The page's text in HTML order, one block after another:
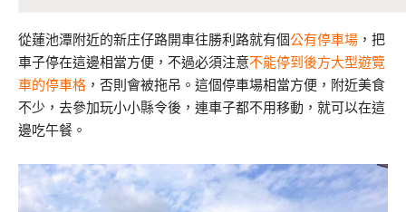
從蓮池潭附近的新庄仔路開車往勝利路就有個公有停車場 ，把
車子停在這邊相當方便，不過必須注意不能停到後方大型遊覽
車的停車格 ，否則會被拖吊。這個停車場相當方便，附近美食
不少，去參加玩小小縣令後，連車子都不用移動，就可以在這
邊吃午餐。